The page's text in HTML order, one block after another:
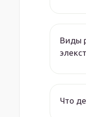
Виды
Что